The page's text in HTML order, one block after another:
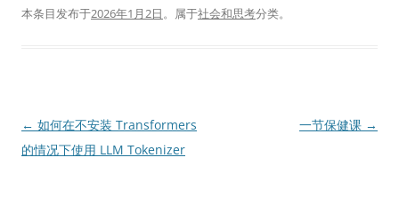
本条目发布于2026年1月2日 。属于社会和思考分类。
文
章
← 如何在不安装 Transformers
的情况下使用 LLM Tokenizer
一节保健课 →